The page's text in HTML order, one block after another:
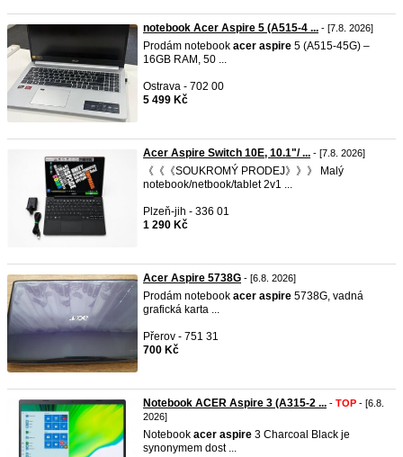
notebook Acer Aspire 5 (A515-4 ... - [7.8. 2026]
Prodám notebook acer aspire 5 (A515-45G) –
16GB RAM, 50 ...
Ostrava - 702 00
5 499 Kč
Acer Aspire Switch 10E, 10.1"/ ... - [7.8. 2026]
《《《SOUKROMÝ PRODEJ》》》 Malý
notebook/netbook/tablet 2v1 ...
Plzeň-jih - 336 01
1 290 Kč
Acer Aspire 5738G - [6.8. 2026]
Prodám notebook acer aspire 5738G, vadná
grafická karta ...
Přerov - 751 31
700 Kč
Notebook ACER Aspire 3 (A315-2 ... - TOP - [6.8.
2026]
Notebook acer aspire 3 Charcoal Black je
synonymem dost ...